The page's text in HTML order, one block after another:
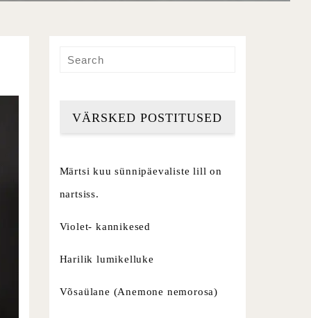
VÄRSKED POSTITUSED
Märtsi kuu sünnipäevaliste lill on
nartsiss.
Violet- kannikesed
Harilik lumikelluke
Võsaülane (Anemone nemorosa)